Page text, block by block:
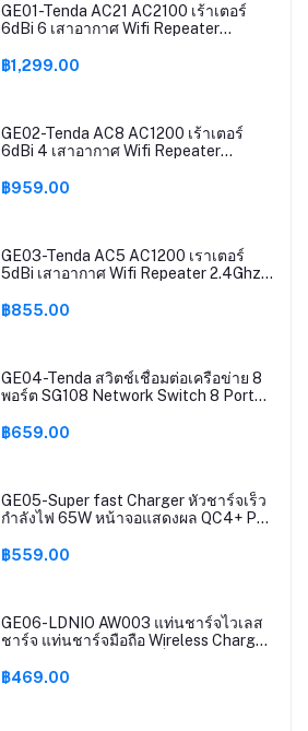
GE01-Tenda AC21 AC2100 เร้าเตอร์
6dBi 6 เสาอากาศ Wifi Repeater
Windows10 Mac รองรับ Router
฿1,299.00
GE02-Tenda AC8 AC1200 เร้าเตอร์
6dBi 4 เสาอากาศ Wifi Repeater
Windows10 Mac Router Mode / AP
฿959.00
GE03-Tenda AC5 AC1200 เราเตอร์
5dBi เสาอากาศ Wifi Repeater 2.4Ghz
Mac ใช้งาน Router Mode / AP Mode /
฿855.00
GE04-Tenda สวิตช์เชื่อมต่อเครือข่าย 8
พอร์ต SG108 Network Switch 8 Ports
Switcher Lan Hub MDI/MDIX Full/Half
฿659.00
GE05-Super fast Charger หัวชาร์จเร็ว
กำลังไฟ 65W หน้าจอแสดงผล QC4+ PD
LDNIO A4808Q สายยาว150cm
฿559.00
GE06-LDNIO AW003 แท่นชาร์จไวเลส
ชาร์จ แท่นชาร์จมือถือ Wireless Charger
ไฟยาว150 เซนติเมตร
฿469.00